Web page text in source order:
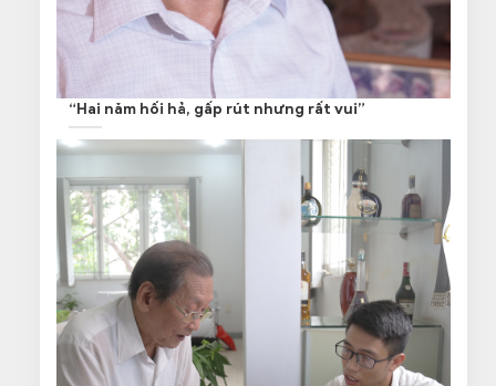
“Hai năm hối hả, gấp rút nhưng rất vui”